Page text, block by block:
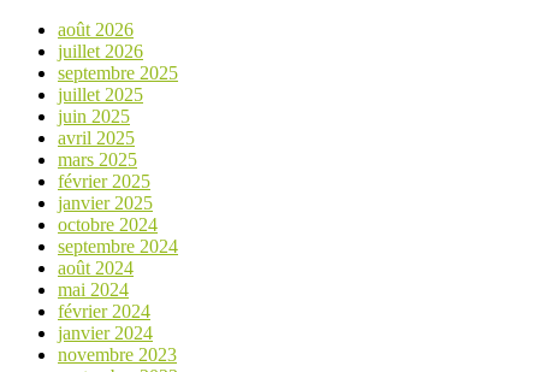
août 2026
juillet 2026
septembre 2025
juillet 2025
juin 2025
avril 2025
mars 2025
février 2025
janvier 2025
octobre 2024
septembre 2024
août 2024
mai 2024
février 2024
janvier 2024
novembre 2023